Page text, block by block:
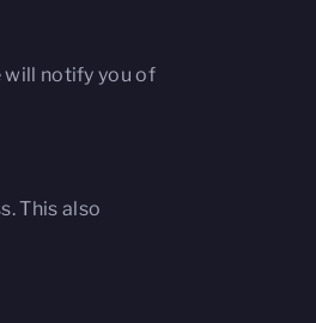
will notify you of
This also